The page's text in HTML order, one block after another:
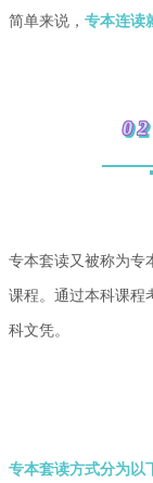
简单来说， 专本连读
专本套读又被称为专
课程。通过本科课程
科文凭。
专本套读方式分为以